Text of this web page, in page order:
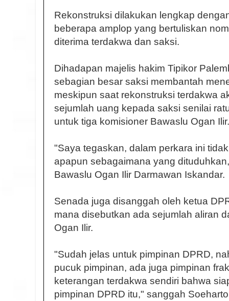
Rekonstruksi dilakukan lengkap
beberapa amplop yang bertuliskan
diterima terdakwa dan saksi.
Dihadapan majelis hakim Tipikor
sebagian besar saksi membantah
meskipun saat rekonstruksi terdakwa
sejumlah uang kepada saksi senilai
untuk tiga komisioner Bawaslu Ogan Ilir.
"Saya tegaskan, dalam perkara ini
apapun sebagaimana yang
Bawaslu Ogan Ilir Darmawan Iskandar.
Senada juga disanggah oleh ketua
mana disebutkan ada sejumlah aliran
Ogan Ilir.
"Sudah jelas untuk pimpinan DPRD,
pucuk pimpinan, ada juga pimpinan
keterangan terdakwa sendiri bahwa
pimpinan DPRD itu," sanggah